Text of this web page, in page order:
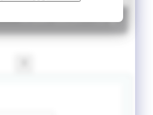
تهران |۶ سال پیش | منقضی شده